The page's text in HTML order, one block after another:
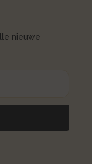
nieuwe